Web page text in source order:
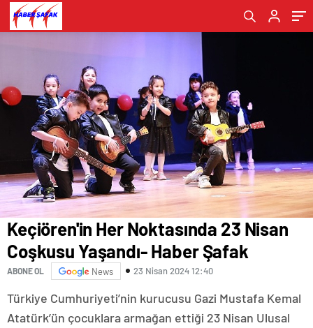
Keçiören'in Her Noktasında 23 Nisan
Coşkusu Yaşandı- Haber Şafak
ABONE OL News 23 Nisan 2024 12:40
Türkiye Cumhuriyeti’nin kurucusu Gazi Mustafa Kemal
Atatürk’ün çocuklara armağan ettiği 23 Nisan Ulusal
Seyircinin Karşısına Çıkacak- Haber Şafak